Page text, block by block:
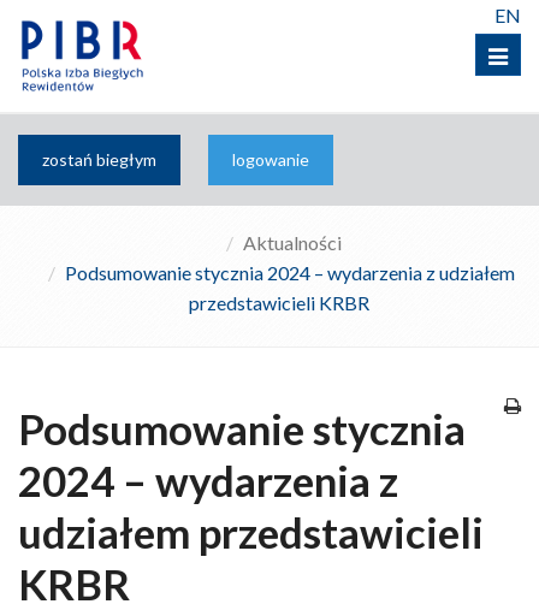
Menu
EN
zostań biegłym logowanie
Aktualności
Podsumowanie stycznia 2024 – wydarzenia z udziałem
przedstawicieli KRBR
Podsumowanie stycznia
2024 – wydarzenia z
udziałem przedstawicieli
KRBR